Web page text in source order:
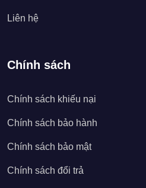
Liên hệ
Chính sách
Chính sách khiếu nại
Chính sách bảo hành
Chính sách bảo mật
Chính sách đổi trả